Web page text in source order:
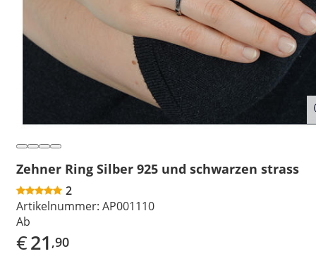
Zehner Ring Silber 925 und schwarzen strass
2
Artikelnummer: AP001110
Ab
€21 ,90